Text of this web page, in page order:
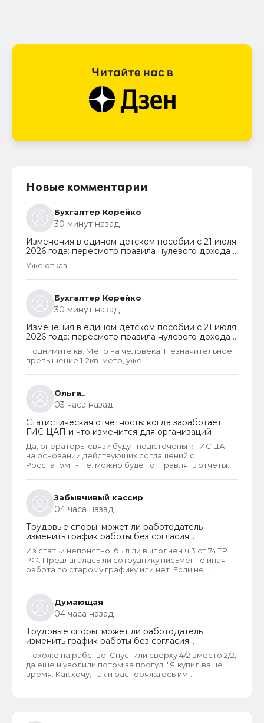
Новые комментарии
Бухгалтер Корейко
30 минут назад
Изменения в едином детском пособии с 21 июля
2026 года: пересмотр правила нулевого дохода и
новый порядок оформления пособий по месту
пребывания
Уже отказ.
Бухгалтер Корейко
30 минут назад
Изменения в едином детском пособии с 21 июля
2026 года: пересмотр правила нулевого дохода и
новый порядок оформления пособий по месту
пребывания
Поднимите кв. Метр на человека. Незначительное
превышение 1-2кв. метр, уже
Ольга_
03 часа назад
Статистическая отчетность: когда заработает
ГИС ЦАП и что изменится для организаций
Да, операторы связи будут подключены к ГИС ЦАП
на основании действующих соглашений с
Росстатом. - Т.е. можно будет отправлять отчеты
Забывчивый кассир
04 часа назад
Трудовые споры: может ли работодатель
изменить график работы без согласия
сотрудника
Из статьи непонятно, был ли выполнен ч 3 ст 74 ТР
РФ. Предлагалась ли сотруднику письменно иная
работа по старому графику или нет. Если не
выплатой всех положенных ему компенсаций при
таком виде увольнения (не по собственному
желанию или соглашению сторон).
Думающая
04 часа назад
Трудовые споры: может ли работодатель
изменить график работы без согласия
сотрудника
Похоже на рабство. Спустили сверху 4/2 вместо 2/2,
да еще и уволили потом за прогул. "Я купил ваше
время. Как хочу, так и распоряжаюсь им".